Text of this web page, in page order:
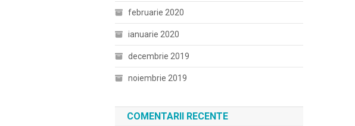
februarie 2020
ianuarie 2020
decembrie 2019
noiembrie 2019
COMENTARII RECENTE